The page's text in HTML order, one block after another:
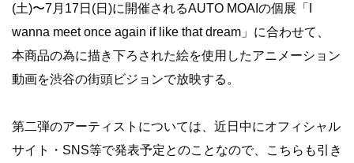
(土)〜7月17日(日)に開催されるAUTO MOAIの個展「I
wanna meet once again if like that dream」に合わせて、
本商品の為に描き下ろされた絵を使用したアニメーション
動画を渋谷の街頭ビジョンで放映する。
第二弾のアーティストについては、近日中にオフィシャル
サイト・SNS等で発表予定とのことなので、こちらも引き